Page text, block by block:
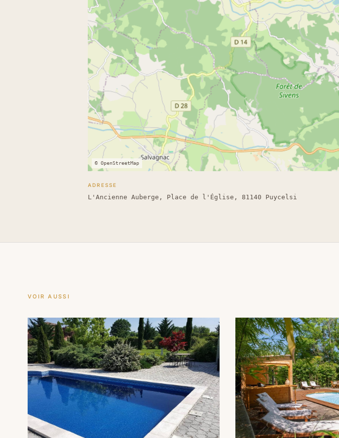
© OpenStreetMap
ADRESSE
L'Ancienne Auberge, Place de l'Église, 81140 Puycelsi
VOIR AUSSI